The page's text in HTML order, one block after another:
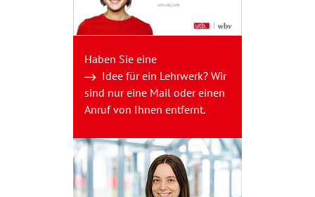
Haben Sie eine
Idee für ein Lehrwerk? Wir
sind nur eine Mail oder einen
Anruf von Ihnen entfernt.